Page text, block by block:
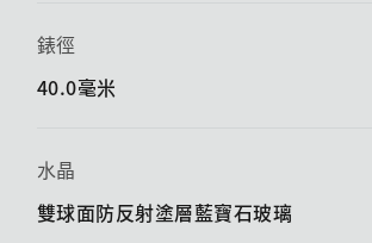
錶徑
40.0毫米
水晶
雙球面防反射塗層藍寶石玻璃